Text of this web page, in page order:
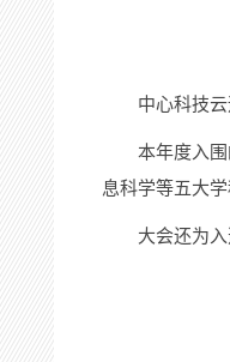
中心科技
本年度入围
息科学等五大
大会还为